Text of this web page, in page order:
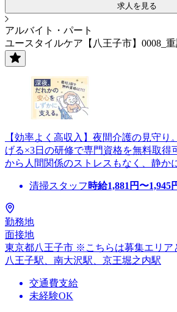
求人を見る
アルバイト・パート
ユースタイルケア【八王子市】0008_
【効率よく高収入】夜間介護の見守り
げる×3日の研修で専門資格を無料取得
から人間関係のストレスもなく、静か
清掃スタッフ 時給1,881 円〜1,945
勤務地
面接地
東京都八王子市 ※こちらは募集エリア
八王子駅、南大沢駅、京王堀之内駅
交通費支給
未経験OK